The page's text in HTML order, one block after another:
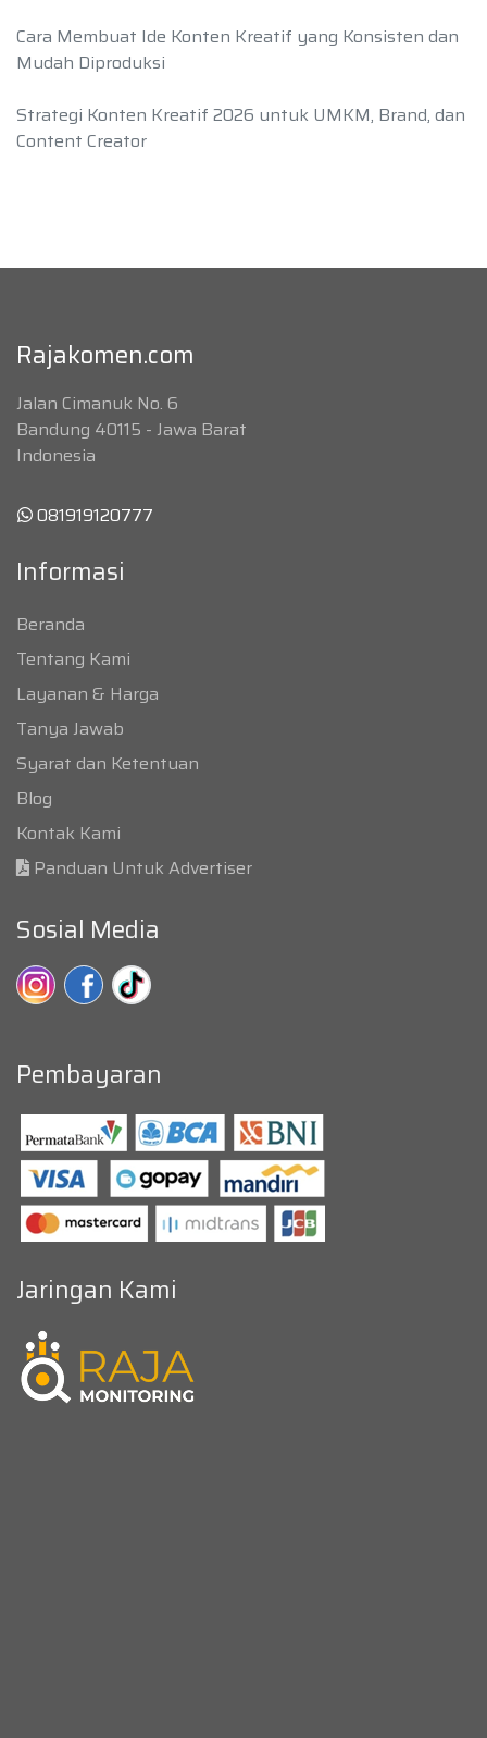
Cara Membuat Ide Konten Kreatif yang Konsisten dan
Mudah Diproduksi
Strategi Konten Kreatif 2026 untuk UMKM, Brand, dan
Content Creator
Rajakomen.com
Jalan Cimanuk No. 6
Bandung 40115 - Jawa Barat
Indonesia
081919120777
Informasi
Beranda
Tentang Kami
Layanan & Harga
Tanya Jawab
Syarat dan Ketentuan
Blog
Kontak Kami
Panduan Untuk Advertiser
Sosial Media
Pembayaran
Jaringan Kami